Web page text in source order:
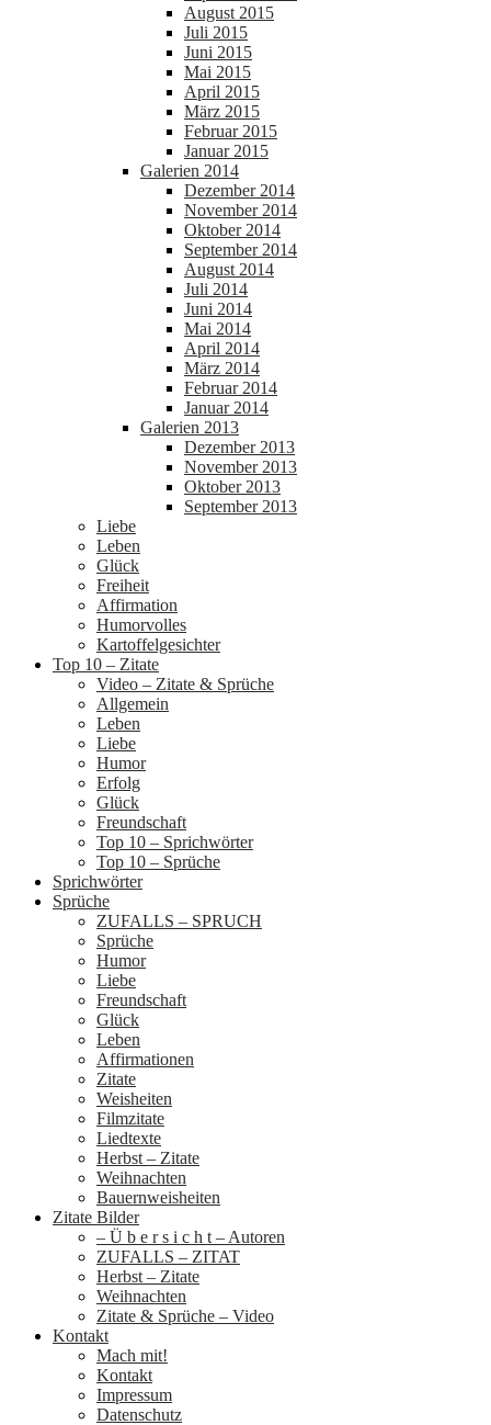
August 2015
Juli 2015
Juni 2015
Mai 2015
April 2015
März 2015
Februar 2015
Januar 2015
Galerien 2014
Dezember 2014
November 2014
Oktober 2014
September 2014
August 2014
Juli 2014
Juni 2014
Mai 2014
April 2014
März 2014
Februar 2014
Januar 2014
Galerien 2013
Dezember 2013
November 2013
Oktober 2013
September 2013
Liebe
Leben
Glück
Freiheit
Affirmation
Humorvolles
Kartoffelgesichter
Top 10 – Zitate
Video – Zitate & Sprüche
Allgemein
Leben
Liebe
Humor
Erfolg
Glück
Freundschaft
Top 10 – Sprichwörter
Top 10 – Sprüche
Sprichwörter
Sprüche
ZUFALLS – SPRUCH
Sprüche
Humor
Liebe
Freundschaft
Glück
Leben
Affirmationen
Zitate
Weisheiten
Filmzitate
Liedtexte
Herbst – Zitate
Weihnachten
Bauernweisheiten
Zitate Bilder
– Ü b e r s i c h t – Autoren
ZUFALLS – ZITAT
Herbst – Zitate
Weihnachten
Zitate & Sprüche – Video
Kontakt
Mach mit!
Kontakt
Impressum
Datenschutz